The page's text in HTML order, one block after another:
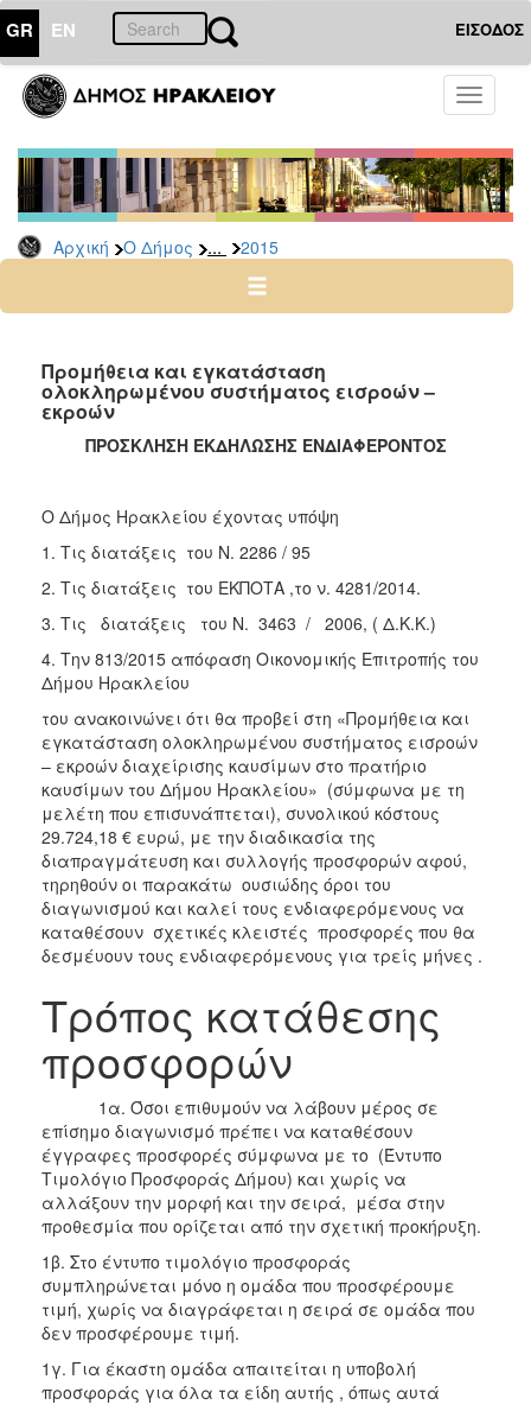
GR EN ΕΙΣΟΔΟΣ
Toggle
Αρχική Ο Δήμος ... 2015
ΔΗΜΟΣ
Διακηρύξεις
-
Δημοπρασίες
Αρχείο
2025
2023
2022
2021
2019
2018
2017
2016
2015
ΤΟΠΟΣ
ΠΟΛΙΤΙΣΜΟΣ
ΑΝΘΕΚΤΙΚΗ
Προμήθεια και εγκατάσταση
ολοκληρωμένου συστήματος εισροών –
εκροών
ΠΡΟΣΚΛΗΣΗ ΕΚΔΗΛΩΣΗΣ ΕΝΔΙΑΦΕΡΟΝΤΟΣ
Ο Δήμος Ηρακλείου έχοντας υπόψη
1. Τις διατάξεις του Ν. 2286 / 95
2. Τις διατάξεις του ΕΚΠΟΤΑ ,το ν. 4281/2014.
3. Τις διατάξεις του Ν. 3463 / 2006, ( Δ.Κ.Κ.)
4. Την 813/2015 απόφαση Οικονομικής Επιτροπής του
Δήμου Ηρακλείου
του ανακοινώνει ότι θα προβεί στη «Προμήθεια και
εγκατάσταση ολοκληρωμένου συστήματος εισροών
– εκροών διαχείρισης καυσίμων στο πρατήριο
καυσίμων του Δήμου Ηρακλείου» (σύμφωνα με τη
μελέτη που επισυνάπτεται), συνολικού κόστους
29.724,18 € ευρώ, με την διαδικασία της
διαπραγμάτευση και συλλογής προσφορών αφού,
τηρηθούν οι παρακάτω ουσιώδης όροι του
διαγωνισμού και καλεί τους ενδιαφερόμενους να
καταθέσουν σχετικές κλειστές προσφορές που θα
δεσμέυουν τους ενδιαφερόμενους για τρείς μήνες .
Τρόπος κατάθεσης
προσφορών
1α. Όσοι επιθυμούν να λάβουν μέρος σε
επίσημο διαγωνισμό πρέπει να καταθέσουν
έγγραφες προσφορές σύμφωνα με το (Έντυπο
Τιμολόγιο Προσφοράς Δήμου) και χωρίς να
αλλάξουν την μορφή και την σειρά, μέσα στην
προθεσμία που ορίζεται από την σχετική προκήρυξη.
1β. Στο έντυπο τιμολόγιο προσφοράς
συμπληρώνεται μόνο η ομάδα που προσφέρουμε
τιμή, χωρίς να διαγράφεται η σειρά σε ομάδα που
δεν προσφέρουμε τιμή.
1γ. Για έκαστη ομάδα απαιτείται η υποβολή
προσφοράς για όλα τα είδη αυτής , όπως αυτά